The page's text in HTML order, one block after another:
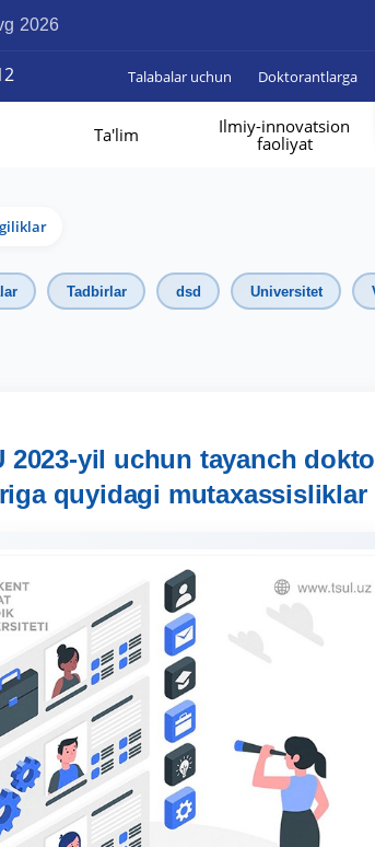
2026
Talabalar uchun Doktorantlarga
Ta'lim
Ilmiy-innovatsion
faoliyat
Tadbirlar dsd Universitet
2023-yil uchun tayanch
quyidagi mutaxassisliklar